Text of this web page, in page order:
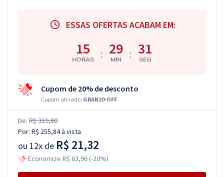
ESSAS OFERTAS ACABAM EM:
15
HORAS : 29
MIN : 30
SEG
Cupom de 20% de desconto
Cupom ativado: GRAN20-OFF
De: R$ 319,80
Por: R$ 255,84à vista
ou 12x de R$ 21,32
Economize R$ 63,96 (-20%)